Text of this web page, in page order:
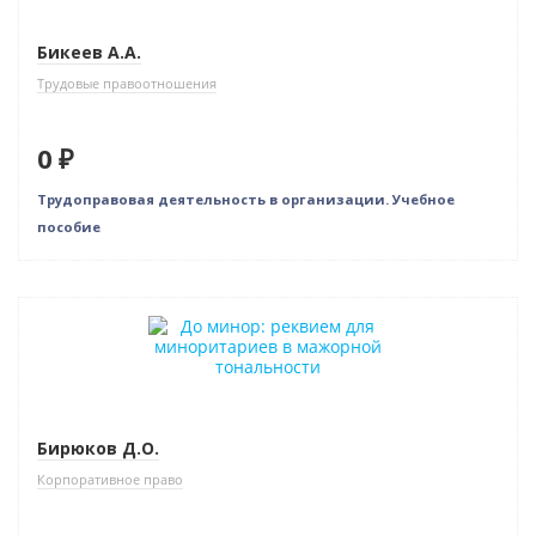
Бикеев А.А.
Трудовые правоотношения
0 ₽
Трудоправовая деятельность в организации. Учебное
пособие
Нет в наличии
Бирюков Д.О.
Корпоративное право